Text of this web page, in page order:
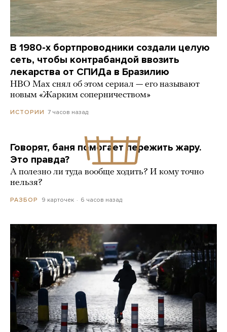
В 1980-х бортпроводники создали целую
сеть, чтобы контрабандой ввозить
лекарства от СПИДа в Бразилию
HBO Max снял об этом сериал — его называют
новым «Жарким соперничеством»
ИСТОРИИ 7 часов назад
Говорят, баня помогает пережить жару.
Это правда?
А полезно ли туда вообще ходить? И кому точно
нельзя?
РАЗБОР 9 карточек 6 часов назад